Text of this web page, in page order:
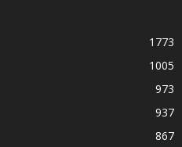
1773
1005
973
937
867